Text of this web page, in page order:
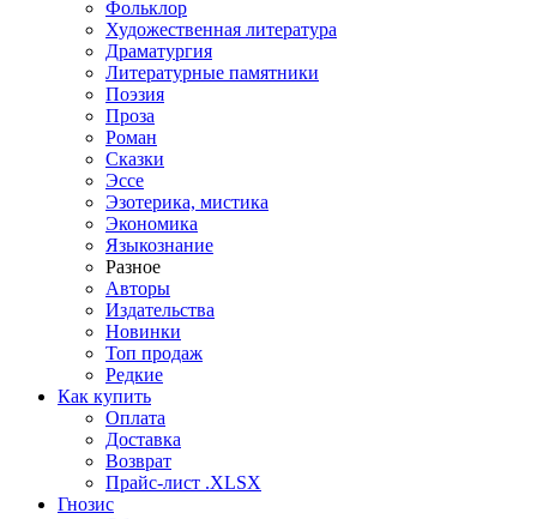
Фольклор
Художественная литература
Драматургия
Литературные памятники
Поэзия
Проза
Роман
Сказки
Эссе
Эзотерика, мистика
Экономика
Языкознание
Разное
Авторы
Издательства
Новинки
Топ продаж
Редкие
Как купить
Оплата
Доставка
Возврат
Прайс-лист .XLSX
Гнозис